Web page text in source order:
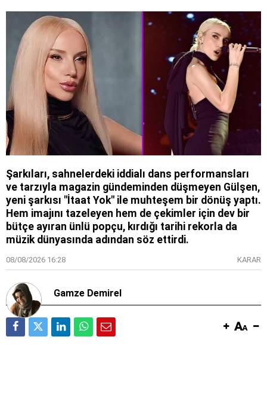
Şarkıları, sahnelerdeki iddialı dans performansları
ve tarzıyla magazin gündeminden düşmeyen Gülşen,
yeni şarkısı "İtaat Yok" ile muhteşem bir dönüş yaptı.
Hem imajını tazeleyen hem de çekimler için dev bir
bütçe ayıran ünlü popçu, kırdığı tarihi rekorla da
müzik dünyasında adından söz ettirdi.
08/08/2026 16:28 KARAR
Gamze Demirel